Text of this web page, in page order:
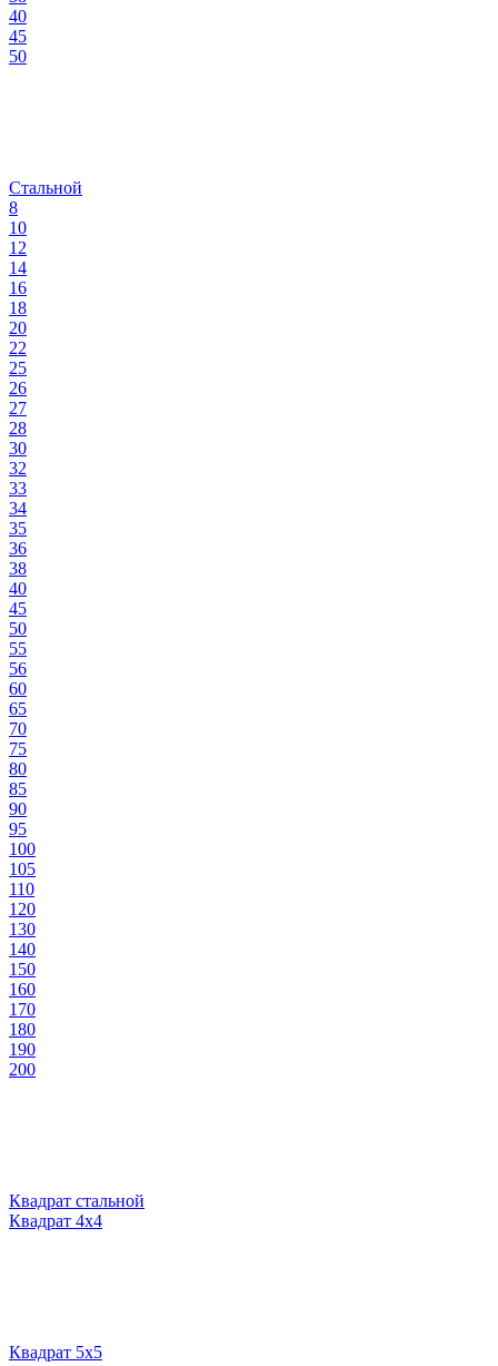
40
45
50
Стальной
8
10
12
14
16
18
20
22
25
26
27
28
30
32
33
34
35
36
38
40
45
50
55
56
60
65
70
75
80
85
90
95
100
105
110
120
130
140
150
160
170
180
190
200
Квадрат стальной
Квадрат 4х4
Квадрат 5х5